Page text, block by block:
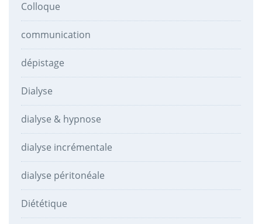
Colloque
communication
dépistage
Dialyse
dialyse & hypnose
dialyse incrémentale
dialyse péritonéale
Diététique